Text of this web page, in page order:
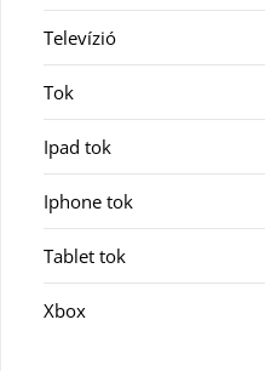
Televízió
Tok
Ipad tok
Iphone tok
Tablet tok
Xbox